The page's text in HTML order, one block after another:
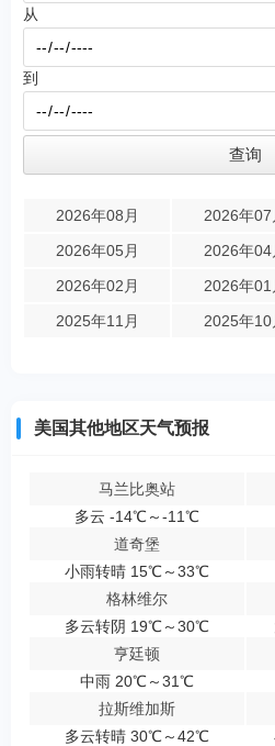
从
到
2026年08月 2026年07
2026年05月
2026年04
2026年02月
2026年01
2025年11月
2025年10
美国其他地区天气预报
马兰比奥站
多云 -14℃～-11℃
道奇堡
小雨转晴 15℃～33℃
格林维尔
多云转阴 19℃～30℃
亨廷顿
中雨 20℃～31℃
拉斯维加斯
多云转晴 30℃～42℃